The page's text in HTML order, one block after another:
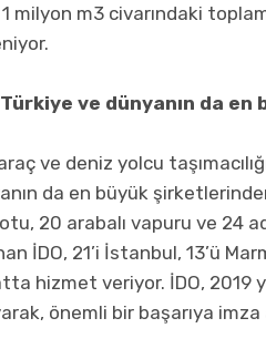
1 milyon m3 civarındaki
Türkiye ve dünyanın da en
ve deniz yolcu
da en büyük
20 arabalı vapuru ve 24
İDO, 21’i İstanbul, 13’ü
hizmet veriyor. İDO, 2019
önemli bir başarıya imza